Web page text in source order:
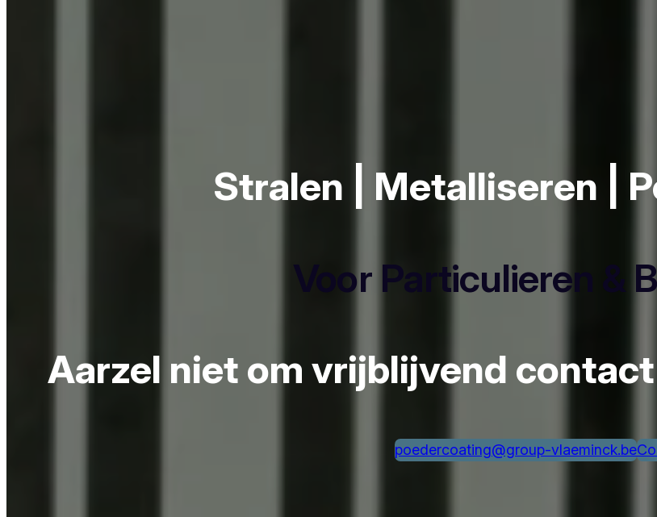
Stralen | Metalliseren |
Voor Particulieren &
Aarzel niet om vrijblijvend
poedercoating@group-vlaeminck.be